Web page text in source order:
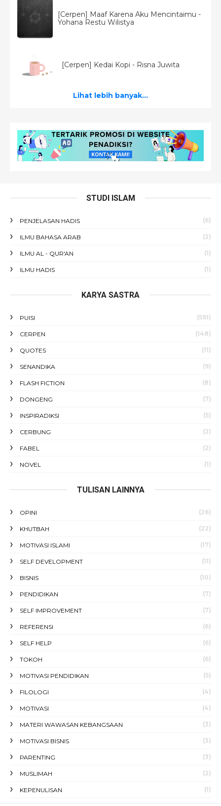
[Cerpen] Maaf Karena Aku Mencintaimu -
Yohana Restu Wilistya
[Cerpen] Kedai Kopi - Risna Juwita
Lihat lebih banyak...
STUDI ISLAM
PENJELASAN HADIS (6)
ILMU BAHASA ARAB (2)
ILMU AL - QUR'AN (1)
ILMU HADIS (1)
KARYA SASTRA
PUISI (591)
CERPEN (148)
QUOTES (11)
SENANDIKA (9)
FLASH FICTION (8)
DONGENG (7)
INSPIRADIKSI (5)
CERBUNG (2)
FABEL (2)
NOVEL (1)
TULISAN LAINNYA
OPINI (26)
KHUTBAH (22)
MOTIVASI ISLAMI (17)
SELF DEVELOPMENT (11)
BISNIS (10)
PENDIDIKAN (7)
SELF IMPROVEMENT (7)
REFERENSI (6)
SELF HELP (6)
TOKOH (6)
MOTIVASI PENDIDIKAN (5)
FILOLOGI (4)
MOTIVASI (4)
MATERI WAWASAN KEBANGSAAN (3)
MOTIVASI BISNIS (3)
PARENTING (3)
MUSLIMAH (2)
KEPENULISAN (1)